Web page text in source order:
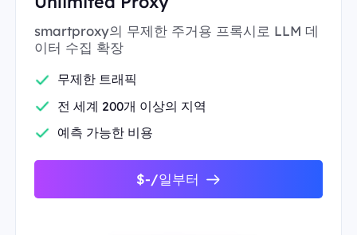
smartproxy의 무제한 주거용 프록시로 LLM 데
이터 수집 확장
무제한 트래픽
전 세계 200개 이상의 지역
예측 가능한 비용
$-/일부터